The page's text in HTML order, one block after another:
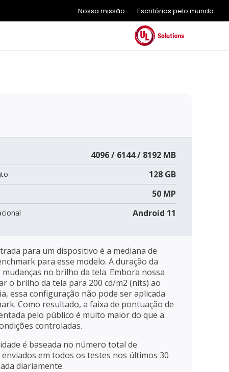
Nossa missão Escritórios pelo mundo
4096 / 6144 / 8192 MB
128 GB
50 MP
Android 11
para um dispositivo é a mediana de
para esse modelo. A duração da
no brilho da tela. Embora nossa
o brilho da tela para 200 cd/m2 (nits) ao
essa configuração não pode ser aplicada
Como resultado, a faixa de pontuação de
pelo público é muito maior do que a
controladas.
é baseada no número total de
em todos os testes nos últimos 30
diariamente.